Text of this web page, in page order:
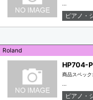
...
ピアノ・
Roland
HP704-
商品スペッ
...
ピアノ・